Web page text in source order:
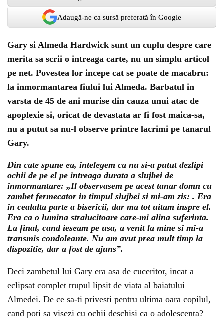
Adaugă-ne ca sursă preferată în Google
Gary si Almeda Hardwick sunt un cuplu despre care
merita sa scrii o intreaga carte, nu un simplu articol
pe net. Povestea lor incepe cat se poate de macabru:
la inmormantarea fiului lui Almeda. Barbatul in
varsta de 45 de ani murise din cauza unui atac de
apoplexie si, oricat de devastata ar fi fost maica-sa,
nu a putut sa nu-l observe printre lacrimi pe tanarul
Gary.
Din cate spune ea, intelegem ca nu si-a putut dezlipi
ochii de pe el pe intreaga durata a slujbei de
inmormantare: „Il observasem pe acest tanar domn cu
zambet fermecator in timpul slujbei si mi-am zis: . Era
in cealalta parte a bisericii, dar ma tot uitam inspre el.
Era ca o lumina stralucitoare care-mi alina suferinta.
La final, cand ieseam pe usa, a venit la mine si mi-a
transmis condoleante. Nu am avut prea mult timp la
dispozitie, dar a fost de ajuns”.
Deci zambetul lui Gary era asa de cuceritor, incat a
eclipsat complet trupul lipsit de viata al baiatului
Almedei. De ce sa-ti privesti pentru ultima oara copilul,
cand poti sa visezi cu ochii deschisi ca o adolescenta?